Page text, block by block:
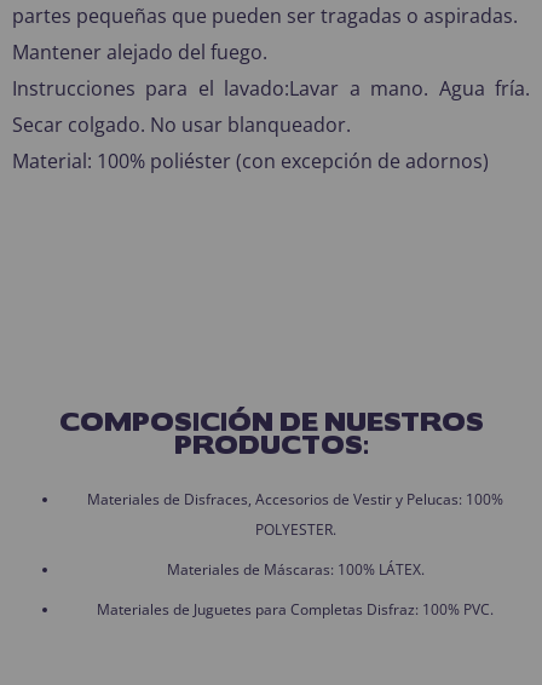
partes pequeñas que pueden ser tragadas o aspiradas.
Mantener alejado del fuego.
Instrucciones para el lavado:Lavar a mano. Agua fría.
Secar colgado. No usar blanqueador.
Material: 100% poliéster (con excepción de adornos)
COMPOSICIÓN DE NUESTROS
PRODUCTOS:
Materiales de Disfraces, Accesorios de Vestir y Pelucas: 100%
POLYESTER.
Materiales de Máscaras: 100% LÁTEX.
Materiales de Juguetes para Completas Disfraz: 100% PVC.